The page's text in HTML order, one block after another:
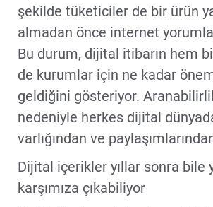
şekilde tüketiciler de bir ürün
almadan önce internet
Bu durum, dijital itibarın hem
de kurumlar için ne kadar
geldiğini gösteriyor.
nedeniyle herkes dijital
varlığından ve
Dijital içerikler yıllar sonra bile
karşımıza çıkabiliyor